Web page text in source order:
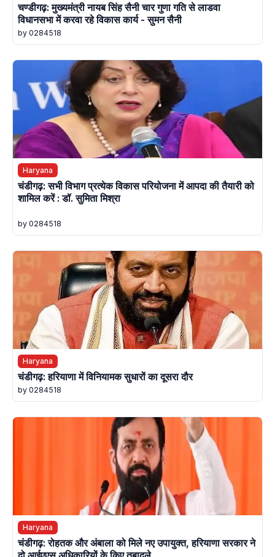
चण्डीगढ़: मुख्यमंत्री नायब सिंह सैनी चार गुणा गति से लाडवा
विधानसभा में करवा रहे विकास कार्य - सुमन सैनी
by 0284518
Haryana
चंडीगढ़: सभी विभाग प्रत्येक विकास परियोजना में आपदा की तैयारी को
शामिल करें : डॉ. सुमिता मिश्रा
by 0284518
Haryana
चंडीगढ़: हरियाणा में विनियामक सुधारों का दूसरा दौर
by 0284518
Haryana
चंडीगढ़: रोहतक और अंबाला को मिले नए उपायुक्त, हरियाणा सरकार ने